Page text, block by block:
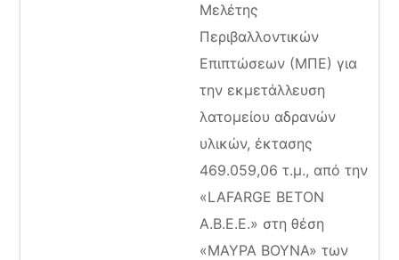
Μελέτης
Περιβαλλοντικών
Επιπτώσεων (ΜΠΕ) για
την εκμετάλλευση
λατομείου αδρανών
υλικών, έκτασης
469.059,06 τ.μ., από την
«LAFARGE BETON
Α.Β.Ε.Ε.» στη θέση
«ΜΑΥΡΑ ΒΟΥΝΑ» των